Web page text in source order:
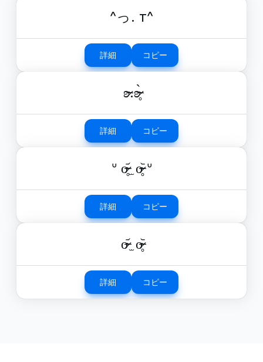
^っ. т^
詳細 コピー
ʚ̴̶̷.ʚ̴̶̷̥̀
詳細 コピー
ᐡ o̴̶̷̥᷄ ̫ o̴̶̷̥᷅ ᐡ
詳細 コピー
o̴̶̷᷄ ̫ o̴̶̷̥᷅
詳細 コピー